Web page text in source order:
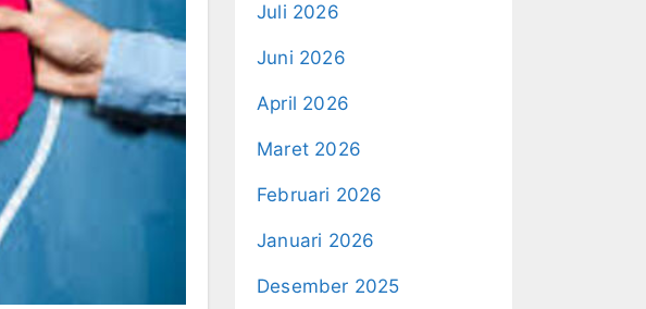
Juli 2026
Juni 2026
April 2026
Maret 2026
Februari 2026
Januari 2026
Desember 2025